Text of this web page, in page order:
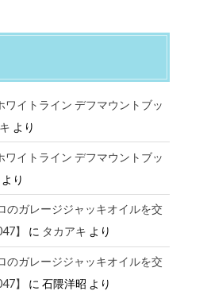
ワイトライン デフマウントブッ
より
ワイトライン デフマウントブッ
り
のガレージジャッキオイルを交
】
に タカアキ より
のガレージジャッキオイルを交
】
に 石隈洋昭 より